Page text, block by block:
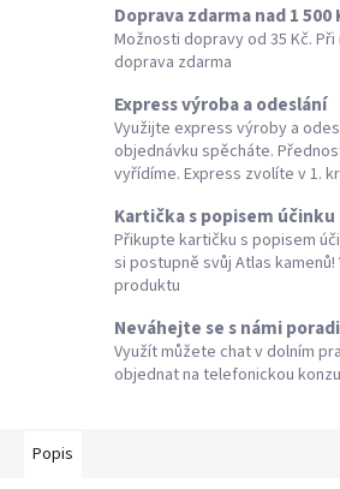
Doprava zdarma nad 1 500
Možnosti dopravy od 35 Kč. Při
doprava zdarma
Express výroba a odeslání
Využijte express výroby a
objednávku spěcháte.
vyřídíme. Express zvolíte v 1.
Kartička s popisem účinku
Přikupte kartičku s popisem
si postupně svůj Atlas
produktu
Neváhejte se s námi
Využít můžete chat v dolním
objednat na telefonickou
Popis